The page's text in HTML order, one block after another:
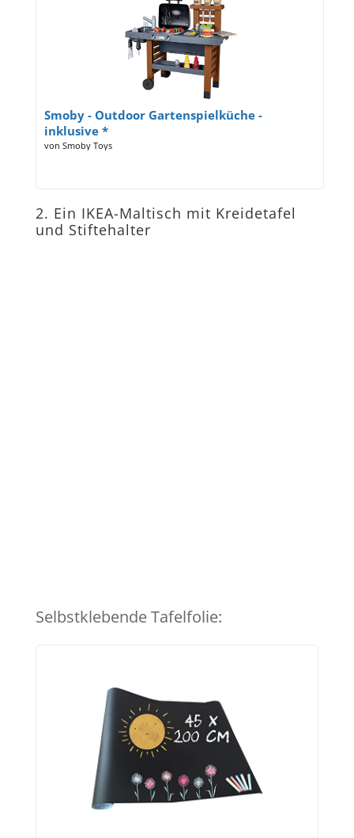
Smoby - Outdoor Gartenspielküche -
inklusive *
von Smoby Toys
2. Ein IKEA-Maltisch mit Kreidetafel
und Stiftehalter
Selbstklebende Tafelfolie: